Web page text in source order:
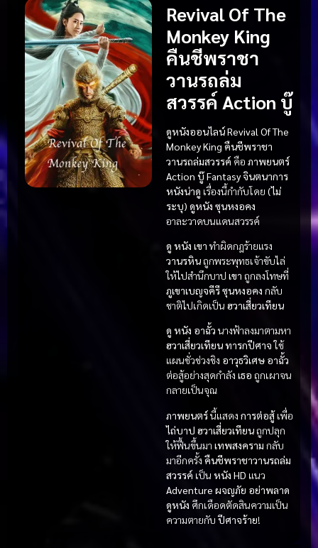
Revival Of The
Monkey King
คืนชีพราชา
วานรถล่ม
สวรรค์ Action บู๊
ดูหนังออนไลน์ Revival Of The
Monkey King คืนชีพราชา
วานรถล่มสวรรค์คือ ภาพยนตร์
Action บู๊Fantasy จินตนาการ
หนังน่าดู เรื่องนี้กำกับโดย (ไม่
ระบุ) ดูหนัง ซุนหงอคง
อาละวาดบนแดนสวรรค์
ดู หนัง เขา ทำผิดกฎร้ายแรง
วานรหินถูกพระพุทธเจ้าขับไล่
ให้ไปสำนึกบาป เขา ถูกลงโทษที่
ภูเขาเบญจคีรีซุนหงอคง กลับ
ชาติไปเกิดเป็น ฮวาเสี่ยวเทียน
ดู หนัง อาฉั้ว นางฟ้าลงมาตามหา
ฮวาเสี่ยวเทียนทารกปีศาจใช้
แผนชั่วช่วงชิง อาวุธวิเศษ อาฉั้ว
ต่อสู้อย่างสุดกำลัง เธอ ถูกเผาจน
กลายเป็นจุณ
ภาพยนตร์นี้แสดง การต่อสู้เพื่อ
ไถ่บาป ฮวาเสี่ยวเทียนถูกปลุก
ให้ฟื้นขึ้นมา เทพสงคราม กลับ
มาอีกครั้ง คืนชีพราชาวานรถล่ม
สวรรค์ เป็น หนัง HD แนว
Adventure ผจญภัย อย่าพลาด
ดูหนัง ศึกเดือดตัดสินความเป็น
ความตายกับ ปีศาจร้าย!